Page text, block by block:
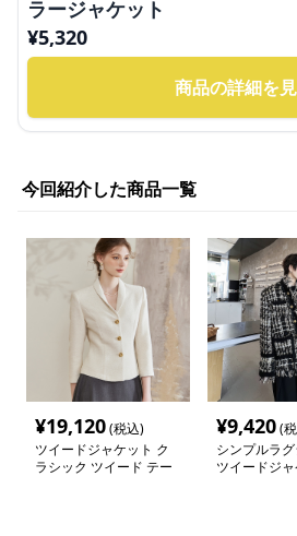
ラージャケット
¥5,320
商品の詳細を
今回紹介した商品一覧
¥19,120(税込)
ツイードジャケット ク
ラシック ツイード テー
¥9,420(
シンプルラ
ツイードジャ